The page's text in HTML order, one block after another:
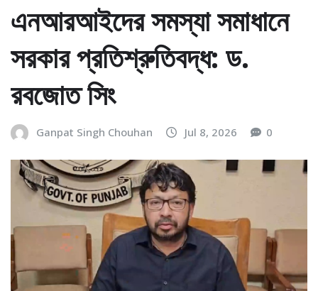
এনআরআইদের সমস্যা সমাধানে
সরকার প্রতিশ্রুতিবদ্ধ: ড.
রবজোত সিং
Ganpat Singh Chouhan Jul 8, 2026 0